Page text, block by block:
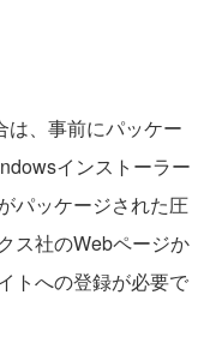
、事前にパッケー
インストーラー
パッケージされた圧
ス社のWebページか
トへの登録が必要で